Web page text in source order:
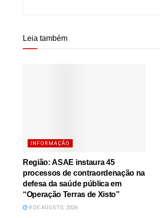
Leia também
INFORMAÇÃO
Região: ASAE instaura 45
processos de contraordenação na
defesa da saúde pública em
“Operação Terras de Xisto”
8 DE AGOSTO, 2026